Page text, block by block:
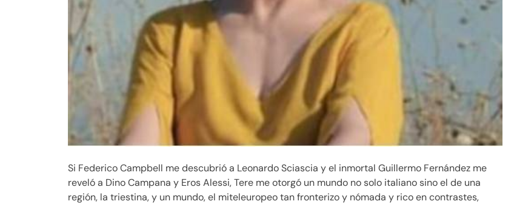
Si Federico Campbell me descubrió a Leonardo Sciascia y el inmortal Guillermo Fernández me
reveló a Dino Campana y Eros Alessi, Tere me otorgó un mundo no solo italiano sino el de una
región, la triestina, y un mundo, el miteleuropeo tan fronterizo y nómada y rico en contrastes,